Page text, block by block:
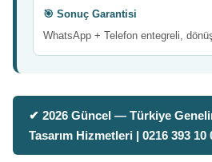
🎯 Sonuç Garantisi
WhatsApp + Telefon entegreli,
✔ 2026 Güncel — Türkiye
Tasarım Hizmetleri | 0216 393 10